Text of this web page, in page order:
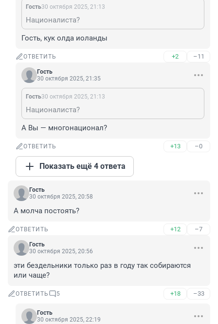
Гость30 октября 2025, 21:13
Националиста?
Гость, кук олда иоланды
ОТВЕТИТЬ +2 –11
Гость
30 октября 2025, 21:35
Гость30 октября 2025, 21:13
Националиста?
А Вы — многонационал?
ОТВЕТИТЬ +13 –0
Показать ещё 4 ответа
Гость
30 октября 2025, 20:58
А молча постоять?
ОТВЕТИТЬ +12 –7
Гость
30 октября 2025, 20:56
эти бездельники только раз в году так собираются
или чаще?
ОТВЕТИТЬ 5 +18 –33
Гость
30 октября 2025, 22:19